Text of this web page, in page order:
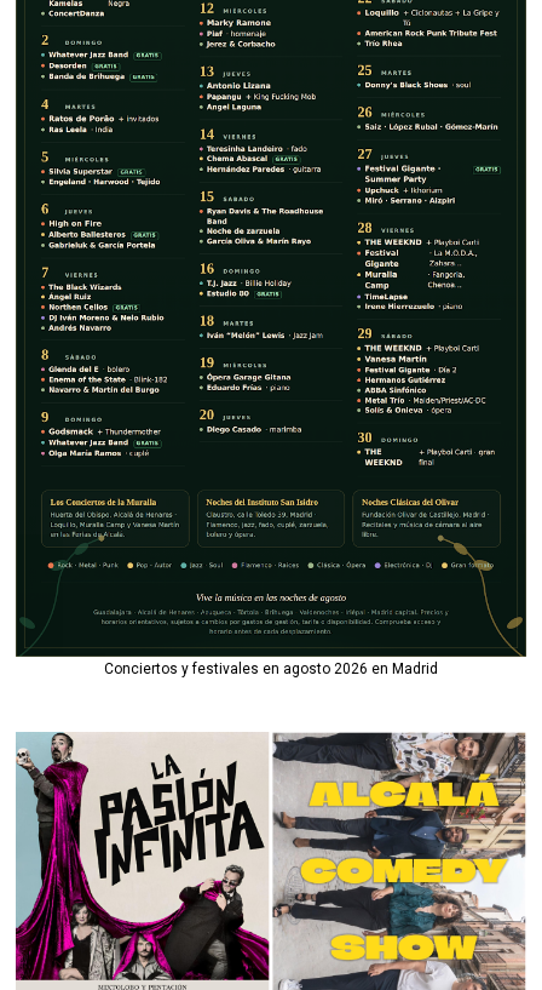
Conciertos y festivales en agosto 2026 en Madrid